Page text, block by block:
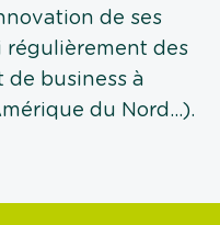
de ses
régulièrement des
de business à
du Nord...).